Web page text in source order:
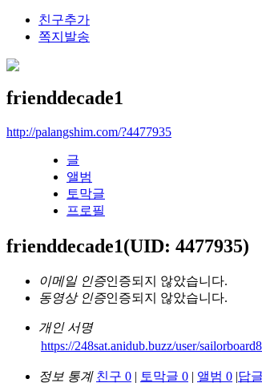
친구추가
쪽지발송
frienddecade1
http://palangshim.com/?4477935
글
앨범
토막글
프로필
frienddecade1(UID: 4477935)
이메일 인증인증되지 않았습니다.
동영상 인증인증되지 않았습니다.
개인 서명
https://248sat.anidub.buzz/user/
정보 통계 친구 0 | 토막글 0 | 앨범 0 |답